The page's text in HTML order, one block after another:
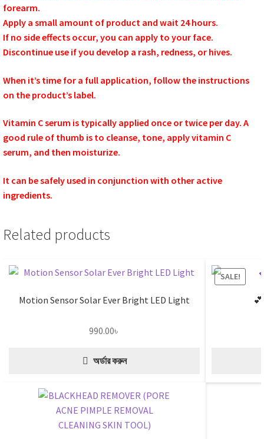
forearm.
Apply a small amount of product and wait 24 hours.
If no side effects occur, you can apply to your face.
Discontinue use if you develop a rash, redness, or hives.
When it’s time for a full application, follow the instructions
on the product’s label.
Vitamin C serum is typically applied once or twice per day. A
good rule of thumb is to cleanse, tone, apply vitamin C
serum, and then moisturize.
It can be safely used in conjunction with other active
ingredients.
Related products
Motion Sensor Solar Ever Bright LED Light
990.00৳
অর্ডার করুন
SALE!